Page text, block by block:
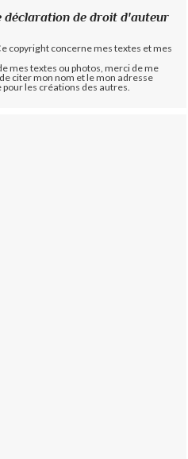
déclaration de droit d'auteur
copyright concerne mes textes et mes
mes textes ou photos, merci de me
citer mon nom et le mon adresse
les créations des autres.